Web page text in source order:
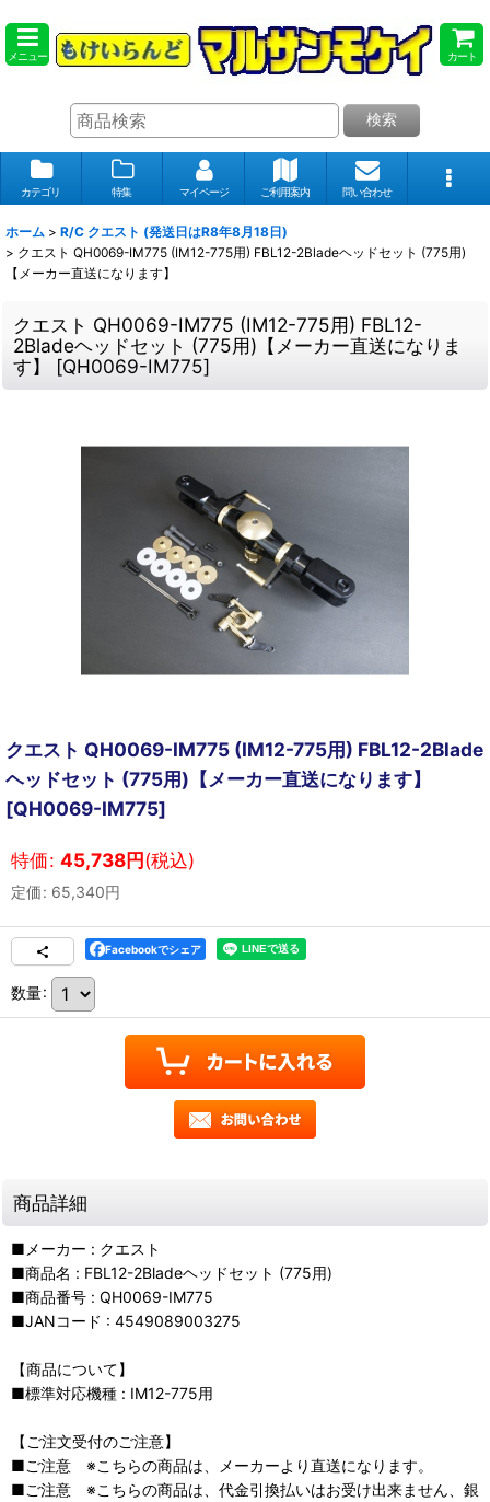
メニュー カート
検索
カテゴリ 特集 マイページ ご利用案内 問い合わせ
ホーム > R/C クエスト (発送日はR8年8月18日)
> クエスト QH0069-IM775 (IM12-775用) FBL12-2Bladeヘッドセット (775用)
【メーカー直送になります】
クエスト QH0069-IM775 (IM12-775用) FBL12-
2Bladeヘッドセット (775用)【メーカー直送になりま
す】
[QH0069-IM775]
クエスト QH0069-IM775 (IM12-775用) FBL12-2Blade
ヘッドセット (775用)【メーカー直送になります】
[QH0069-IM775]
特価: 45,738円(税込)
定価: 65,340円
Facebookでシェア
数量:
商品詳細
■メーカー : クエスト
■商品名 : FBL12-2Bladeヘッドセット (775用)
■商品番号 : QH0069-IM775
■JANコード : 4549089003275
【商品について】
■標準対応機種 : IM12-775用
【ご注文受付のご注意】
■ご注意 ※こちらの商品は、メーカーより直送になります。
■ご注意 ※こちらの商品は、代金引換払いはお受け出来ません、銀